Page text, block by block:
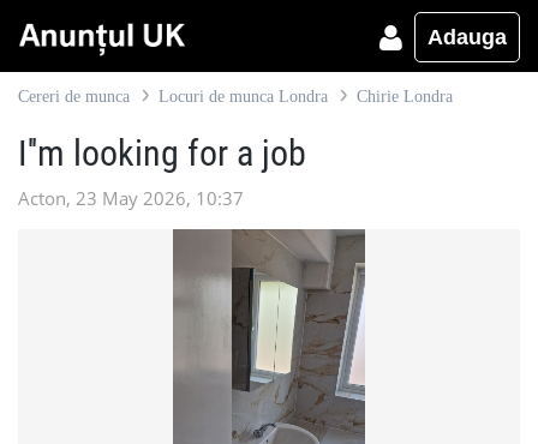
Adauga
Cereri de munca Locuri de munca Londra Chirie Londra
I''m looking for a job
Acton, 23 May 2026, 10:37